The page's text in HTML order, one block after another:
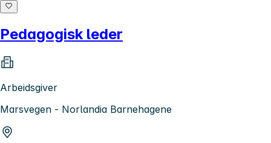
Pedagogisk leder
Arbeidsgiver
Marsvegen - Norlandia Barnehagene